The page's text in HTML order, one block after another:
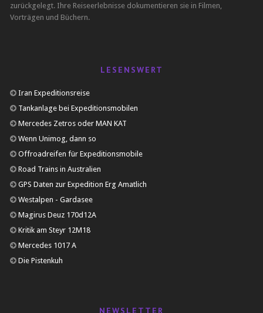
zurückgelegt. Ihre Reiseerlebnisse dokumentieren sie in Filmen,
Vorträgen und Büchern.
LESENSWERT
Iran Expeditionsreise
Tankanlage bei Expeditionsmobilen
Mercedes Zetros oder MAN KAT
Wenn Unimog, dann so
Offroadreifen für Expeditionsmobile
Road Trains in Australien
GPS Daten zur Expedition Erg Amatlich
Westalpen - Gardasee
Magirus Deuz 170d12A
Kritik am Steyr 12M18
Mercedes 1017 A
Die Pistenkuh
NEWSLETTER